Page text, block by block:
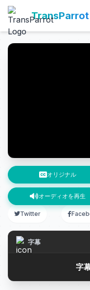
TransParrot
オリジナル
オーディオを再生
Twitter
字幕
字